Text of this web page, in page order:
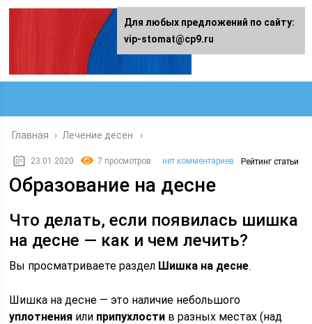
Главная › Лечение десен
23.01.2020 7 просмотров нет комментариев Рейтинг статьи
Образование на десне
Что делать, если появилась шишка
на десне — как и чем лечить?
Вы просматриваете раздел Шишка на десне.
Шишка на десне — это наличие небольшого
уплотнения или припухлости в разных местах (над
Для любых предложений по сайту:
vip-stomat@cp9.ru